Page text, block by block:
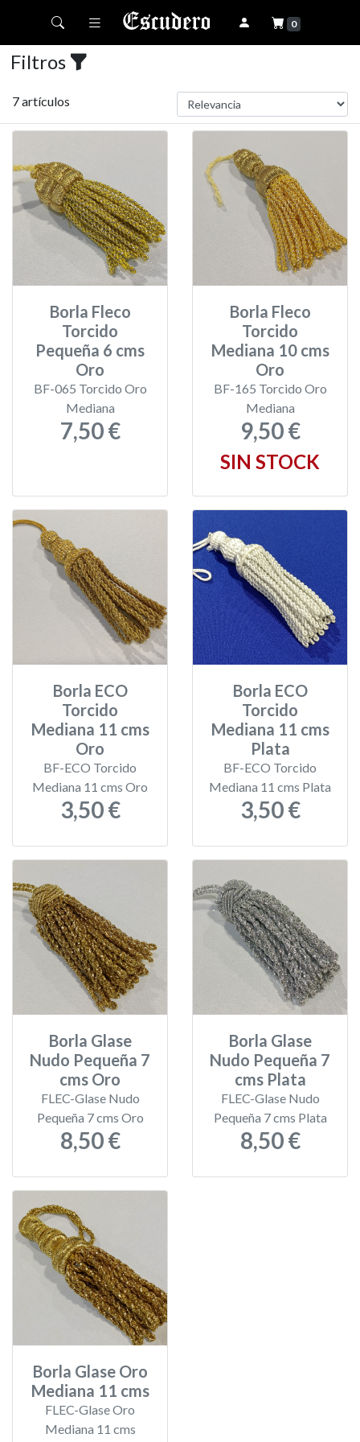
Toggle navigation 0
Filtros
7 artículos
Borla Fleco
Torcido
Pequeña 6 cms
Oro
BF-065 Torcido Oro
Mediana
7,50 €
Borla Fleco
Torcido
Mediana 10 cms
Oro
BF-165 Torcido Oro
Mediana
9,50 €
SIN STOCK
Borla ECO
Torcido
Mediana 11 cms
Oro
BF-ECO Torcido
Mediana 11 cms Oro
3,50 €
Borla ECO
Torcido
Mediana 11 cms
Plata
BF-ECO Torcido
Mediana 11 cms Plata
3,50 €
Borla Glase
Nudo Pequeña 7
cms Oro
FLEC-Glase Nudo
Pequeña 7 cms Oro
8,50 €
Borla Glase
Nudo Pequeña 7
cms Plata
FLEC-Glase Nudo
Pequeña 7 cms Plata
8,50 €
Borla Glase Oro
Mediana 11 cms
FLEC-Glase Oro
Mediana 11 cms